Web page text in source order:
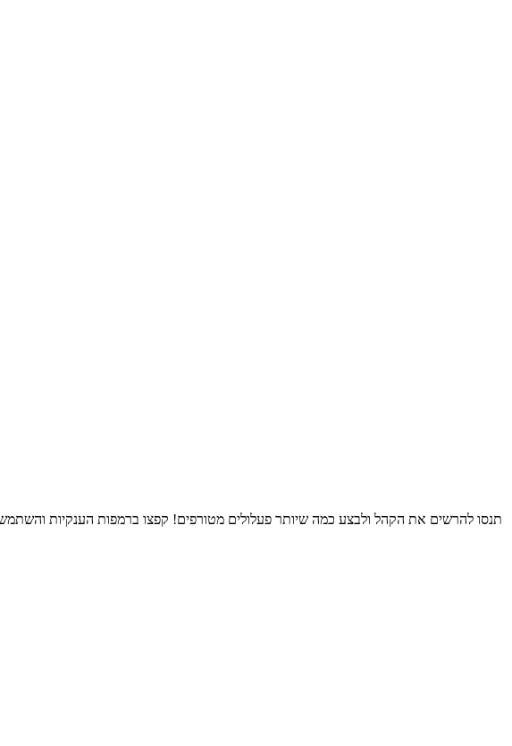
תנסו להרשים את הקהל ולבצע כמה שיותר פעלולים מטורפים! קפצו ברמפות הענקיות